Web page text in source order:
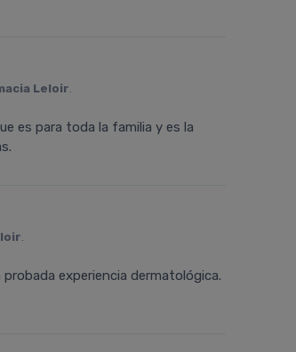
Leloir.
es para toda la familia y es la
.
experiencia dermatológica.